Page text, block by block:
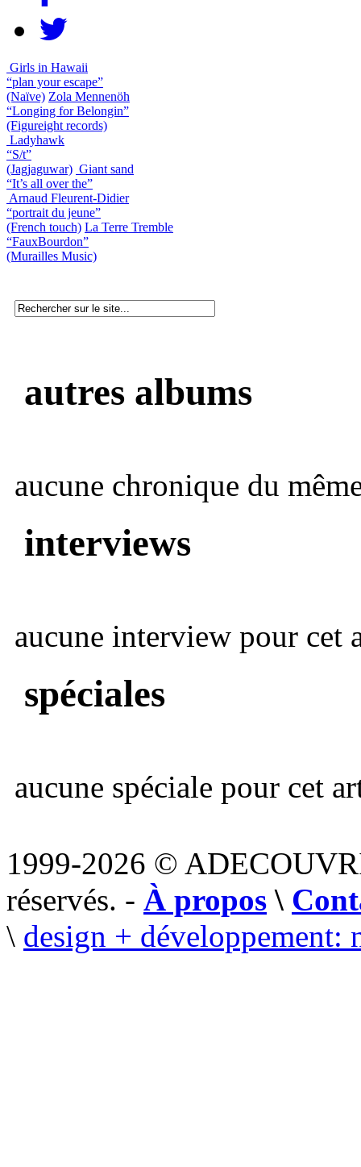
Girls in Hawaii
“plan your escape”
(Naïve) Zola Mennenöh
“Longing for Belongin”
(Figureight records)
Ladyhawk
“S/t”
(Jagjaguwar) Giant sand
“It’s all over the”
Arnaud Fleurent-Didier
“portrait du jeune”
(French touch) La Terre Tremble
“FauxBourdon”
(Murailles Music)
autres albums
aucune chronique du
interviews
aucune interview pour cet
spéciales
aucune spéciale pour cet
1999-2026 ©
réservés. - À propos \
\ design + développement: